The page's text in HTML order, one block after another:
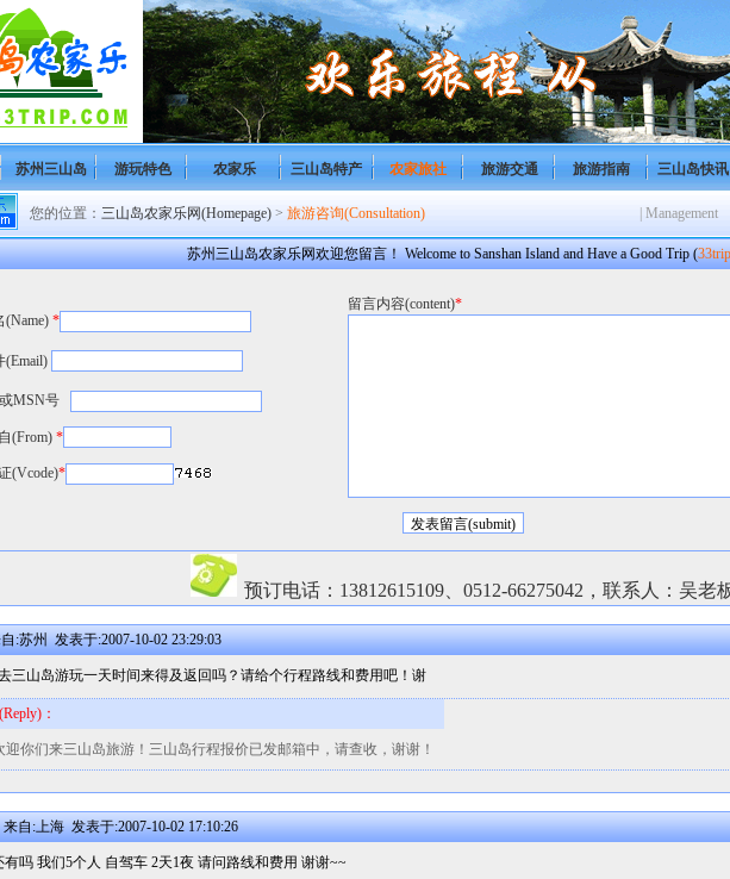
苏州三山岛 游玩特色 农家乐 三山岛特产 农家旅社 旅游交通 旅游指南 三山岛快讯
您的位置： 三山岛农家乐网(Homepage) > 旅游咨询(Consultation) | Management
苏州三山岛农家乐网欢迎您留言！ Welcome to Sanshan Island and Have a Good Trip (33trip
(Name) *
(Email)
MSN号
*
*
留言内容(content)*
预订电话：13812615109、0512-66275042，联系人：吴老
:苏州 发表于:2007-10-02 23:29:03
三山岛游玩一天时间来得及返回吗？请给个行程路线和费用吧！谢
：
迎你们来三山岛旅游！三山岛行程报价已发邮箱中，请查收，谢谢！
来自:上海 发表于:2007-10-02 17:10:26
有吗 我们5个人 自驾车 2天1夜 请问路线和费用 谢谢~~